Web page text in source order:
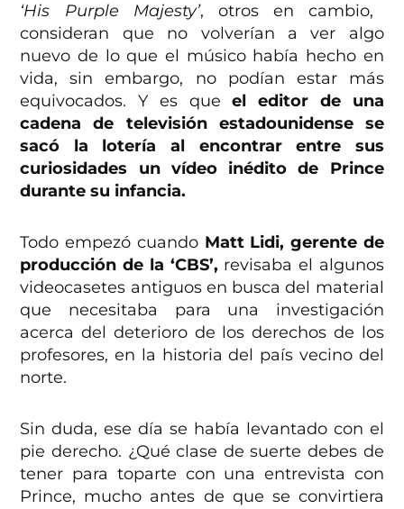
‘His Purple Majesty’, otros en cambio,
consideran que no volverían a ver algo
nuevo de lo que el músico había hecho en
vida, sin embargo, no podían estar más
equivocados. Y es queel editor de una
cadena de televisión estadounidense se
sacó la lotería al encontrar entre sus
curiosidades un vídeo inédito de Prince
durante su infancia.
Todo empezó cuando Matt Lidi, gerente de
producción de la ‘CBS’, revisaba el algunos
videocasetes antiguos en busca del material
que necesitaba para una investigación
acerca del deterioro de los derechos de los
profesores, en la historia del país vecino del
norte.
Sin duda, ese día se había levantado con el
pie derecho. ¿Qué clase de suerte debes de
tener para toparte con una entrevista con
Prince, mucho antes de que se convirtiera